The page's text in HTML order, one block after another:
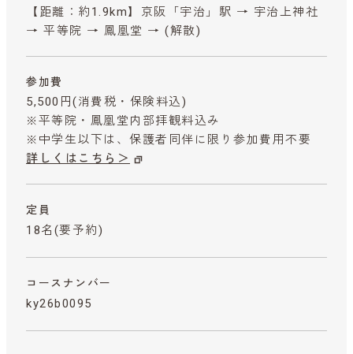
【距離：約1.9km】京阪「宇治」駅 → 宇治上神社
→ 平等院 → 鳳凰堂 → (解散)
参加費
5,500円 (消費税・保険料込)
※平等院・鳳凰堂内部拝観料込み
※中学生以下は、保護者同伴に限り参加費用不要
詳しくはこちら＞
定員
18名(要予約)
コースナンバー
ky26b0095